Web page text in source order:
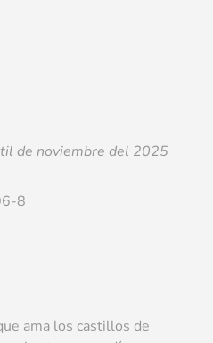
de noviembre del 2025
8
ama los castillos de